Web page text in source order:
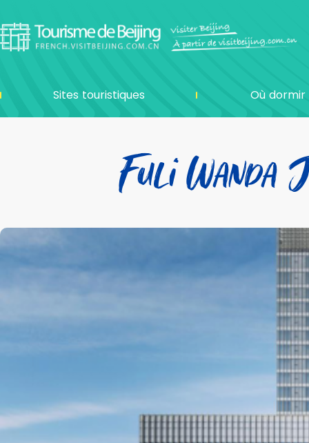
Sites touristiques Où dormir
Fuli Wanda